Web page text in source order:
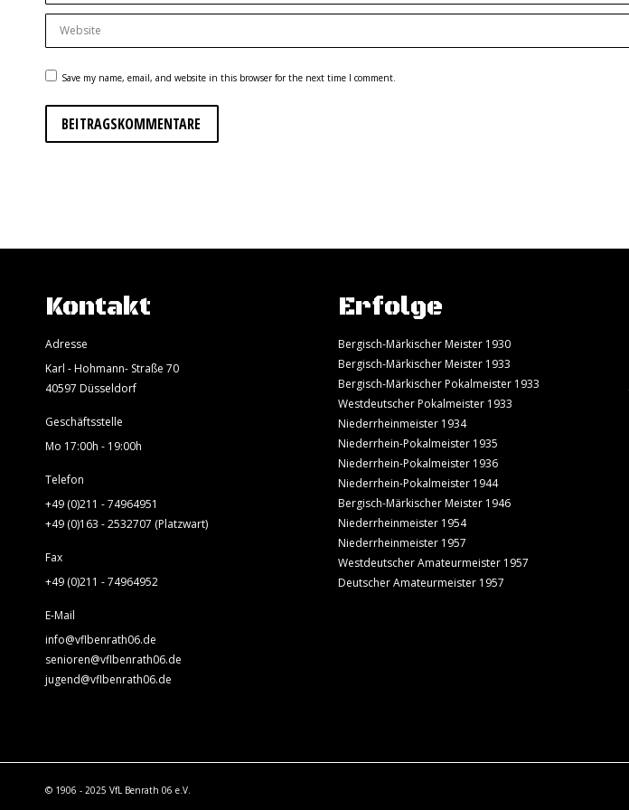
Website
Save my name, email, and website in this browser for the next time I comment.
BEITRAGSKOMMENTARE
Kontakt
Adresse
Karl - Hohmann- Straße 70
40597 Düsseldorf
Geschäftsstelle
Mo 17:00h - 19:00h
Telefon
+49 (0)211 - 74964951
+49 (0)163 - 2532707 (Platzwart)
Fax
+49 (0)211 - 74964952
E-Mail
info@vflbenrath06.de
senioren@vflbenrath06.de
jugend@vflbenrath06.de
Erfolge
Bergisch-Märkischer Meister 1930
Bergisch-Märkischer Meister 1933
Bergisch-Märkischer Pokalmeister 1933
Westdeutscher Pokalmeister 1933
Niederrheinmeister 1934
Niederrhein-Pokalmeister 1935
Niederrhein-Pokalmeister 1936
Niederrhein-Pokalmeister 1944
Bergisch-Märkischer Meister 1946
Niederrheinmeister 1954
Niederrheinmeister 1957
Westdeutscher Amateurmeister 1957
Deutscher Amateurmeister 1957
© 1906 - 2025 VfL Benrath 06 e.V.